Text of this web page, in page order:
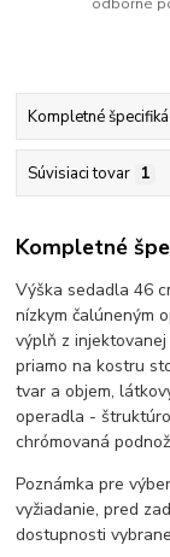
Kompletné
Súvisiaci tovar 1
Kompletné
Výška sedadla 46
nízkym čalúneným
výplň z
priamo na kostru
tvar a objem,
operadla -
chrómovaná
Poznámka pre
vyžiadanie, pred
dostupnosti